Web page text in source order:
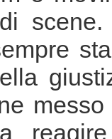
scene.